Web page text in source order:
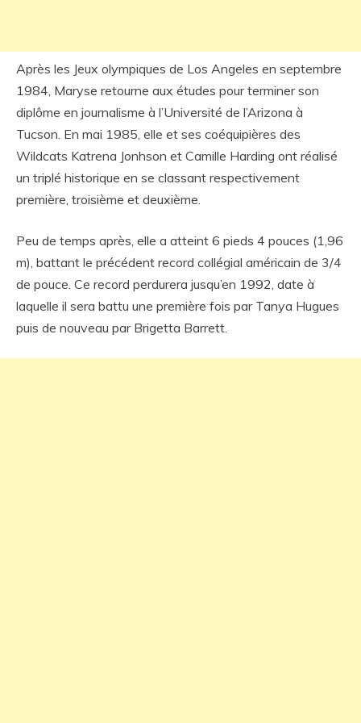
Après les Jeux olympiques de Los Angeles en septembre
1984, Maryse retourne aux études pour terminer son
diplôme en journalisme à l’Université de l’Arizona à
Tucson. En mai 1985, elle et ses coéquipières des
Wildcats Katrena Jonhson et Camille Harding ont réalisé
un triplé historique en se classant respectivement
première, troisième et deuxième.
Peu de temps après, elle a atteint 6 pieds 4 pouces (1,96
m), battant le précédent record collégial américain de 3/4
de pouce. Ce record perdurera jusqu’en 1992, date à
laquelle il sera battu une première fois par Tanya Hugues
puis de nouveau par Brigetta Barrett.